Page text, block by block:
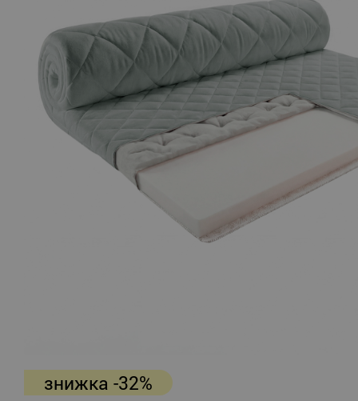
знижка -32%